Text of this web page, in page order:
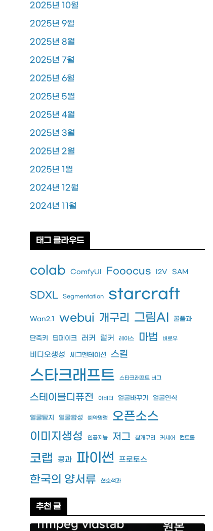
2025년 10월
2025년 9월
2025년 8월
2025년 7월
2025년 6월
2025년 5월
2025년 4월
2025년 3월
2025년 2월
2025년 1월
2024년 12월
2024년 11월
태그 클라우드
colab ComfyUI Fooocus I2V SAM
SDXL Segmentation starcraft
Wan2.1 webui 개구리 그림AI 꿀풀과
단축키 딥페이크 러커 럴커 레이스 마법 버로우
비디오생성 세그멘테이션 스킬
스타크래프트 스타크래프트 버그
스테이블디퓨전 아비터 얼굴바꾸기 얼굴인식
얼굴탐지 얼굴합성 예약명령 오픈소스
이미지생성 인공지능 저그 참개구리 커세어 컨트롤
코랩 콩과 파이썬 프로토스
한국의 양서류 현호색과
추천 글